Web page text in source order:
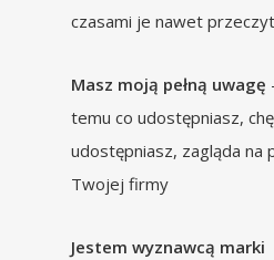
czasami je nawet
Masz moją pełną uwagę
temu co udostępniasz,
udostępniasz, zagląda na
Twojej firmy
Jestem wyznawcą marki